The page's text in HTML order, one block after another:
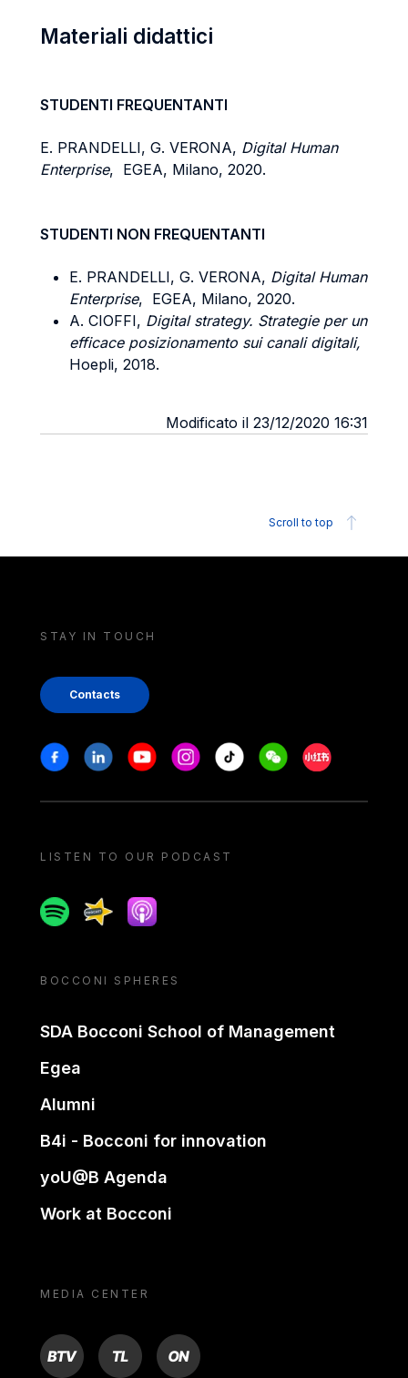
Materiali didattici
STUDENTI FREQUENTANTI
E. PRANDELLI, G. VERONA, Digital Human
Enterprise, EGEA, Milano, 2020.
STUDENTI NON FREQUENTANTI
E. PRANDELLI, G. VERONA, Digital Human
Enterprise, EGEA, Milano, 2020.
A. CIOFFI, Digital strategy. Strategie per un
efficace posizionamento sui canali digitali,
Hoepli, 2018.
Modificato il 23/12/2020 16:31
Scroll to top
STAY IN TOUCH
Contacts
Stay in touch
FacebookLinkedinYoutubeInstagram
Tiktok WeechatXiaohongshu/
LISTEN TO OUR PODCAST
SpotifySpreakerApple podcast
BOCCONI SPHERES
SDA Bocconi School of Management
Egea
Alumni
B4i - Bocconi for innovation
yoU@B Agenda
Work at Bocconi
MEDIA CENTER
BTV TL ON